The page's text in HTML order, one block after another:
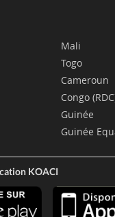
Mali
Togo
Cameroun
Congo
Guinée
Guinée
KOACI